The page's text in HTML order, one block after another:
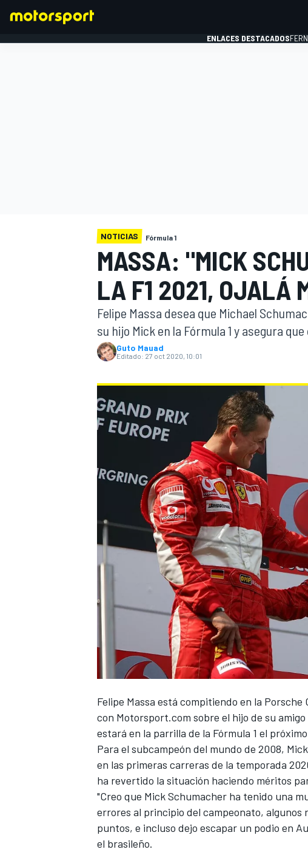
FÓRMULA E
ENLACES DESTACADOS
NOTICIAS Fórmula 1
MASSA: "MICK
LA F1 2021, OJALÁ
Felipe Massa desea que Michael
su hijo Mick en la Fórmula 1 y asegura que
Guto Mauad
Editado: 27 oct 2020, 10:01
Felipe Massa está compitiendo en la Porsche
con Motorsport.com sobre el hijo de su amigo
estará en la parrilla de la Fórmula 1 el
Para el subcampeón del mundo de 2008,
en las primeras carreras de la temporada
ha revertido la situación haciendo méritos
"Creo que Mick Schumacher ha tenido una
errores al principio del campeonato,
puntos, e incluso dejo escapar un podio en
el brasileño.